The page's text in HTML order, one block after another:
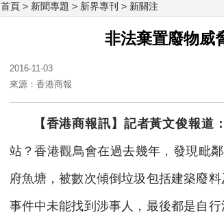
首頁 > 新聞專題 > 新界專刊 > 新關注
非法棄置廢物
2016-11-03
來源：香港商報
【香港商報訊】記者黃文俊報道：
站？香港觀鳥會在過去幾年，發現毗
府魚塘，被數次傾倒垃圾包括建築廢
事件中未能找到涉事人，最後都是自